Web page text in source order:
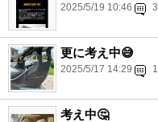
2025/5/19 10:46 3
更に考え中😅
2025/5/17 14:29 1
考え中🤔